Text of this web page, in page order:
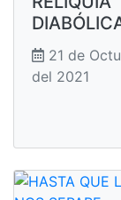
21 de
del 2021